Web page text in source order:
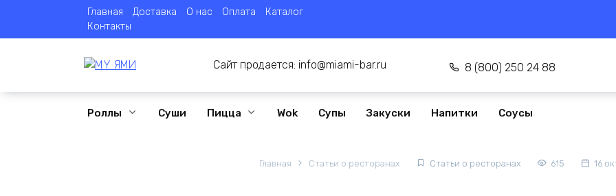
содержанию
Главная Доставка О нас Оплата
Каталог
Контакты
Сайт продается: info@miami-bar.ru 8 (800) 250 24 88
Роллы Суши Пицца Wok Супы Закуски Напитки Соусы
Главная Статьи о ресторанах Статьи о ресторанах 615 16